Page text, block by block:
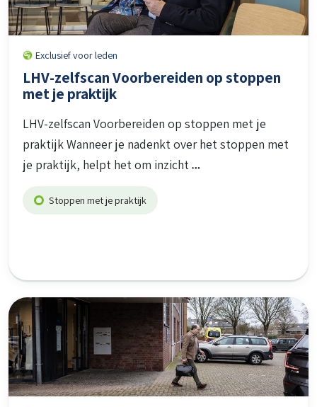
Exclusief voor leden
LHV-zelfscan Voorbereiden op stoppen
met je praktijk
LHV-zelfscan Voorbereiden op stoppen met je
praktijk Wanneer je nadenkt over het stoppen met
je praktijk, helpt het om inzicht
Stoppen met je praktijk